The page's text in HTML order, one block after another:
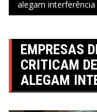
alegam interferência
EMPRESAS
CRITICAM
ALEGAM